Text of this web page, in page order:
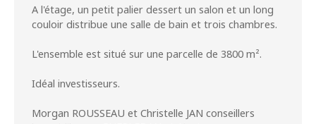
A l'étage, un petit palier dessert un salon et un long
couloir distribue une salle de bain et trois chambres.
L'ensemble est situé sur une parcelle de 3800 m².
Idéal investisseurs.
Morgan ROUSSEAU et Christelle JAN conseillers